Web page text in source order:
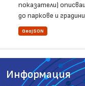
показатели)
до паркове и
GeoJSON
Информация